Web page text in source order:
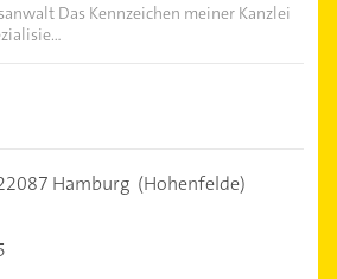
Das Kennzeichen meiner Kanzlei
Hamburg (Hohenfelde)